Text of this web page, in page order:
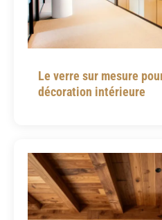
Le verre sur mesure
décoration intérieure